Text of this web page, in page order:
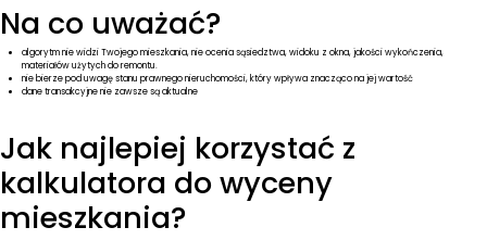
Na co uważać?
algorytm nie widzi Twojego mieszkania, nie ocenia sąsiedztwa, widoku z okna, jakości wykończenia,
materiałów użytych do remontu.
nie bierze pod uwagę stanu prawnego nieruchomości, który wpływa znacząco na jej wartość
dane transakcyjne nie zawsze są aktualne
Jak najlepiej korzystać z
kalkulatora do wyceny
mieszkania?